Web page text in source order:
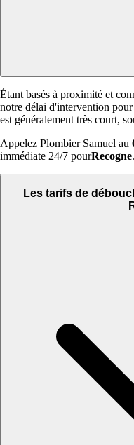
Étant basés à proximité et
notre délai d'intervention
est généralement très court,
Appelez Plombier Samuel au
immédiate 24/7 pourRecogne.
Les tarifs de